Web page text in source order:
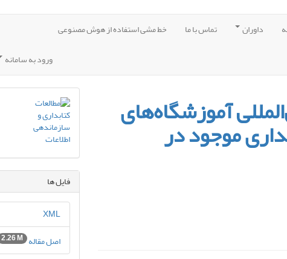
داوران تماس با ما
خط مشی استفاده از هوش مصنوعی
ورود به سامانه
آموزشگاه‌های
موجود در
فایل ها
XML
اصل مقاله 2.26 M